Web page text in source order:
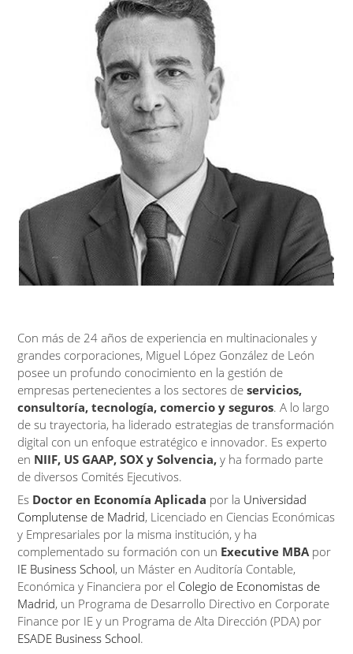
Con más de 24 años de experiencia en multinacionales y
grandes corporaciones, Miguel López González de León
posee un profundo conocimiento en la gestión de
empresas pertenecientes a los sectores deservicios,
consultoría, tecnología, comercio y seguros. A lo largo
de su trayectoria, ha liderado estrategias de transformación
digital con un enfoque estratégico e innovador. Es experto
en NIIF, US GAAP, SOX y Solvencia, y ha formado parte
de diversos Comités Ejecutivos.
Es Doctor en Economía Aplicada por la Universidad
Complutense de Madrid, Licenciado en Ciencias Económicas
y Empresariales por la misma institución, y ha
complementado su formación con un Executive MBApor
IE Business School, un Máster en Auditoría Contable,
Económica y Financiera por el Colegio de Economistas de
Madrid, un Programa de Desarrollo Directivo en Corporate
Finance por IE y un Programa de Alta Dirección (PDA) por
ESADE Business School.